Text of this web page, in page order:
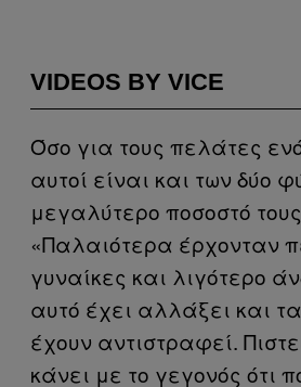
VIDEOS BY VICE
Όσο για τους πελάτες
αυτοί είναι και των δύο
μεγαλύτερο ποσοστό
«Παλαιότερα έρχονταν
γυναίκες και λιγότερο
αυτό έχει αλλάξει και
έχουν αντιστραφεί.
κάνει με το γεγονός ότι